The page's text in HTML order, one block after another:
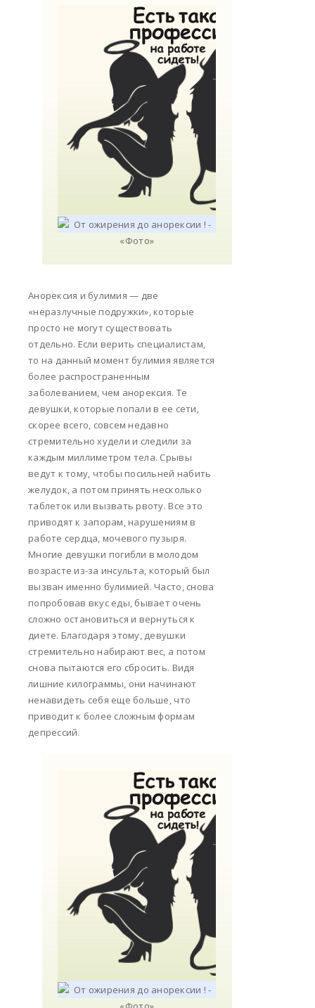
Анорексия и булимия — две
«неразлучные подружки», которые
просто не могут существовать
отдельно. Если верить специалистам,
то на данный момент булимия является
более распространенным
заболеванием, чем анорексия. Те
девушки, которые попали в ее сети,
скорее всего, совсем недавно
стремительно худели и следили за
каждым миллиметром тела. Срывы
ведут к тому, чтобы посильней набить
желудок, а потом принять несколько
таблеток или вызвать рвоту. Все это
приводят к запорам, нарушениям в
работе сердца, мочевого пузыря.
Многие девушки погибли в молодом
возрасте из-за инсульта, который был
вызван именно булимией. Часто, снова
попробовав вкус еды, бывает очень
сложно остановиться и вернуться к
диете. Благодаря этому, девушки
стремительно набирают вес, а потом
снова пытаются его сбросить. Видя
лишние килограммы, они начинают
ненавидеть себя еще больше, что
приводит к более сложным формам
депрессий.